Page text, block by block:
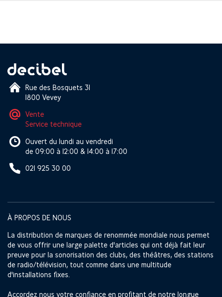
Rue des Bosquets 31
1800 Vevey
Vente
Service technique
Ouvert du lundi au vendredi
de 09:00 à 12:00 & 14:00 à 17:00
021 925 30 00
À PROPOS DE NOUS
La distribution de marques de renommée mondiale nous permet
de vous offrir une large palette d'articles qui ont déjà fait leur
preuve pour la sonorisation des clubs, des théâtres, des stations
de radio/télévision, tout comme dans une multitude
d'installations fixes.
Accordez nous votre confiance en profitant de notre longue